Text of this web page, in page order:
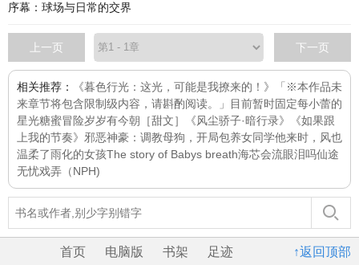
序幕：球场与日常的交界
上一页 下一页
相关推荐：
《暮色行光：这光，可能是我撩来的！》「※本作品未
来章节将包含限制级内容，请斟酌阅读。」目前暂时固定每小蕾的
星光糖蜜冒险岁岁有今朝［甜文］ 《风尘骄子·暗行录》
《如果跟
上我的节奏》 邪恶神豪：调教母狗，开局包养女同学他来时，风也
温柔了雨化的女孩The story of Babys breath海芯会流眼泪吗仙途
无忧戏弄（NPH)
↑返回顶部
首页 电脑版 书架 足迹